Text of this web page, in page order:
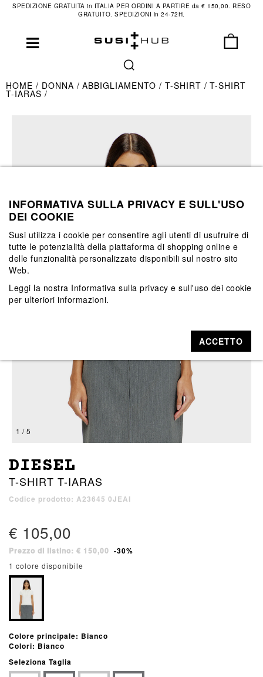
SPEDIZIONE GRATUITA in ITALIA PER ORDINI A PARTIRE da € 150,00. RESO
GRATUITO. SPEDIZIONI in 24-72H.
HOME DONNA ABBIGLIAMENTO T-SHIRT T-SHIRT
T-IARAS
1 / 5
DIESEL
T-SHIRT T-IARAS
Codice prodotto: A23645 0JEAI
€ 105,00
Prezzo di listino: € 150,00 -30%
1 colore disponibile
Colore principale: Bianco
Colori: Bianco
Seleziona Taglia
INFORMATIVA SULLA PRIVACY E SULL'USO
DEI COOKIE
Susi utilizza i cookie per consentire agli utenti di usufruire di
tutte le potenzialità della piattaforma di shopping online e
delle funzionalità personalizzate disponibili sul nostro sito
Web.
Leggi la nostra Informativa sulla privacy e sull'uso dei cookie
per ulteriori informazioni.
ACCETTO